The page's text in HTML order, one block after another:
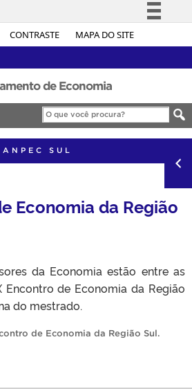
CONTRASTE MAPA DO SITE
Simplifique!
Legislação
Canais
de Economia
SUL
Economia da Região
da Economia estão entre as
Encontro de Economia da Região
do mestrado.
de Economia da Região Sul.